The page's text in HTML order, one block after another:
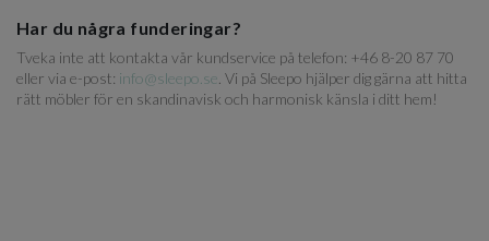
Har du några funderingar?
Tveka inte att kontakta vår kundservice på telefon: +46 8-20 87 70
eller via e-post: info@sleepo.se . Vi på Sleepo hjälper dig gärna att hitta
rätt möbler för en skandinavisk och harmonisk känsla i ditt hem!